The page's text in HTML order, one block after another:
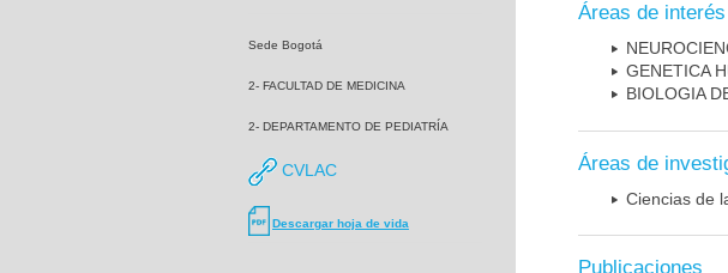
Sede Bogotá
2- FACULTAD DE MEDICINA
2- DEPARTAMENTO DE PEDIATRÍA
CVLAC
Descargar hoja de vida
Áreas de interés
GENETICA
BIOLOGIA
Áreas de
Ciencias de
Publicaciones